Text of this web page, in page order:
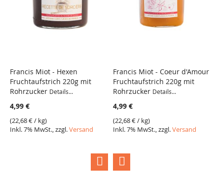
VERGLEICH
Francis Miot - Hexen
Fruchtaufstrich 220g mit
Rohrzucker Details...
4,99 €
(22,68 €/ kg)
Inkl. 7% MwSt., zzgl.Versand
VERGLEICH
Francis Miot - Coeur d'Amour
Fruchtaufstrich 220g mit
Rohrzucker Details...
4,99 €
(22,68 €/ kg)
Inkl. 7% MwSt., zzgl.Versand